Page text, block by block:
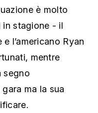
è molto
in stagione - il
l’americano Ryan
mentre
segno
ma la sua